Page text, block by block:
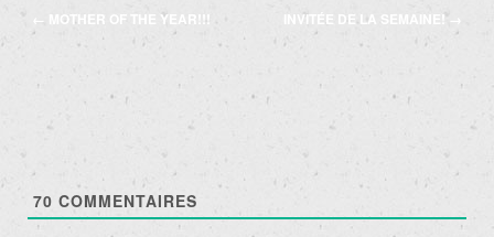
Navigation
articles
← MOTHER OF THE YEAR!!! INVITÉE DE LA SEMAINE!
70 COMMENTAIRES